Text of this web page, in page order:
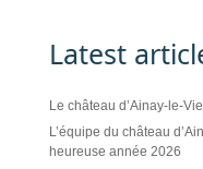
Latest
Le château d’Ainay-le-
L’équipe du château
heureuse année 2026